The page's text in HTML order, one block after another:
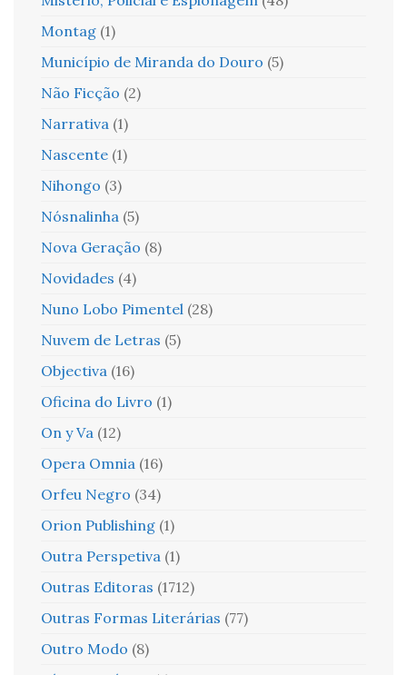
Montag (1)
Município de Miranda do Douro (5)
Não Ficção (2)
Narrativa (1)
Nascente (1)
Nihongo (3)
Nósnalinha (5)
Nova Geração (8)
Novidades (4)
Nuno Lobo Pimentel (28)
Nuvem de Letras (5)
Objectiva (16)
Oficina do Livro (1)
On y Va (12)
Opera Omnia (16)
Orfeu Negro (34)
Orion Publishing (1)
Outra Perspetiva (1)
Outras Editoras (1712)
Outras Formas Literárias (77)
Outro Modo (8)